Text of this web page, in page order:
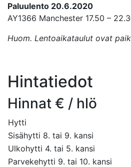
Paluulento 20.6.2020
AY1366 Manchester 17.50 –
Huom. Lentoaikataulut ovat
Hintatiedot
Hinnat € / hlö
Hytti
Sisähytti 8. tai 9. kansi
Ulkohytti 4. tai 5. kansi
Parvekehytti 9. tai 10. kansi